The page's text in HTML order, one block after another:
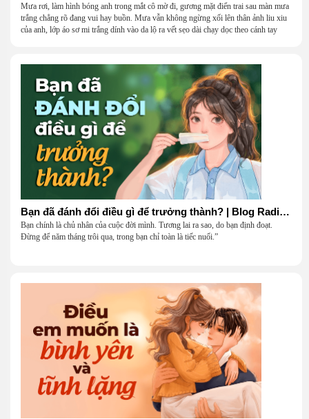
Mưa rơi, làm hình bóng anh trong mắt cô mờ đi, gương mặt điển trai sau màn mưa
trắng chẳng rõ đang vui hay buồn. Mưa vẫn không ngừng xối lên thân ảnh liu xiu
của anh, lớp áo sơ mi trắng dính vào da lộ ra vết sẹo dài chạy dọc theo cánh tay
Bạn đã đánh đổi điều gì để trưởng thành? | Blog Radio 906
Bạn chính là chủ nhân của cuộc đời mình. Tương lai ra sao, do bạn định đoạt.
Đừng để năm tháng trôi qua, trong bạn chỉ toàn là tiếc nuối.”